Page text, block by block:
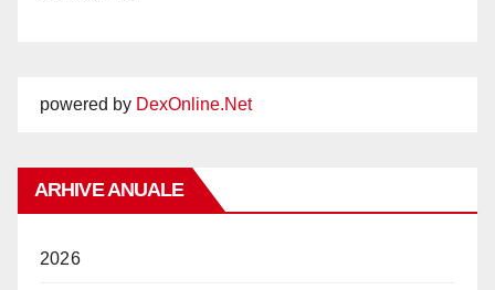
powered by DexOnline.Net
ARHIVE ANUALE
2026